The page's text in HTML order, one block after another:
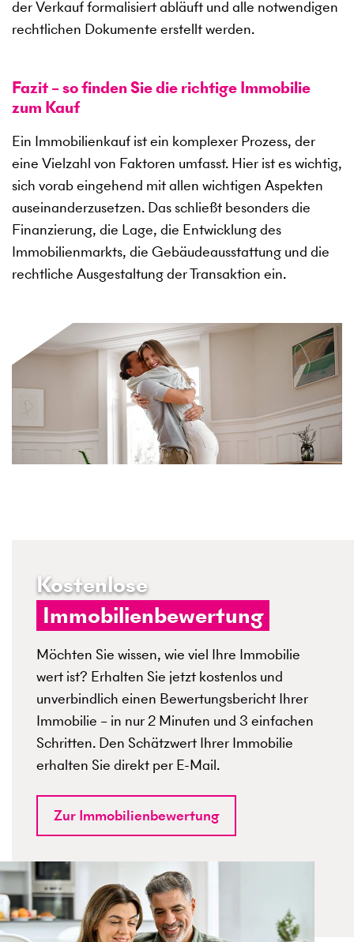
der Verkauf formalisiert abläuft und alle notwendigen
rechtlichen Dokumente erstellt werden.
Fazit – so finden Sie die richtige Immobilie
zum Kauf
Ein Immobilienkauf ist ein komplexer Prozess, der
eine Vielzahl von Faktoren umfasst. Hier ist es wichtig,
sich vorab eingehend mit allen wichtigen Aspekten
auseinanderzusetzen. Das schließt besonders die
Finanzierung, die Lage, die Entwicklung des
Immobilienmarkts, die Gebäudeausstattung und die
rechtliche Ausgestaltung der Transaktion ein.
Kostenlose
Immobilienbewertung
Möchten Sie wissen, wie viel Ihre Immobilie
wert ist? Erhalten Sie jetzt kostenlos und
unverbindlich einen Bewertungsbericht Ihrer
Immobilie – in nur 2 Minuten und 3 einfachen
Schritten. Den Schätzwert Ihrer Immobilie
erhalten Sie direkt per E-Mail.
Zur Immobilienbewertung